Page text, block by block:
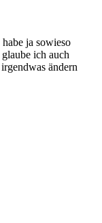
ja sowieso
ich auch
ändern